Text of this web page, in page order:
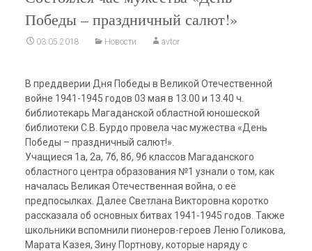
Победы – праздничный салют!»
03.05.2018 Новости avtor
В преддверии Дня Победы в Великой Отечественной
войне 1941-1945 годов 03 мая в 13.00 и 13.40 ч.
библиотекарь Магаданской областной юношеской
библиотеки С.В. Бурдо провела час мужества «День
Победы – праздничный салют!».
Учащиеся 1а, 2а, 7б, 8б, 9б классов Магаданского
областного центра образования №1 узнали о том, как
началась Великая Отечественная война, о её
предпосылках. Далее Светлана Викторовна коротко
рассказала об основных битвах 1941-1945 годов. Также
школьники вспомнили пионеров-героев Леню Голикова,
Марата Казея, Зину Портнову, которые наряду с